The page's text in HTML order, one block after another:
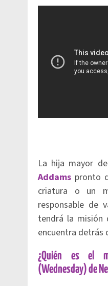
La hija mayor de
Addams pronto
criatura o un
responsable de
tendrá la misión
encuentra detrás
¿Quién es el
(Wednesday) de